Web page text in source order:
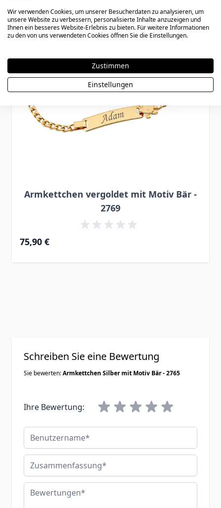
Armkettchen vergoldet mit Motiv Bär -
2769
75,90 €
Schreiben Sie eine Bewertung
Sie bewerten:Armkettchen Silber mit Motiv Bär - 2765
Ihre Bewertung:
Benutzername
Zusammenfassung
Bewertungen
Wir verwenden Cookies, um unserer Besucherdaten zu analysieren, um
unsere Website zu verbessern, personalisierte Inhalte anzuzeigen und
Ihnen ein besseres Website-Erlebnis zu bieten. Für weitere Informationen
zu den von uns verwendeten Cookies öffnen Sie die Einstellungen.
Zustimmen
Einstellungen